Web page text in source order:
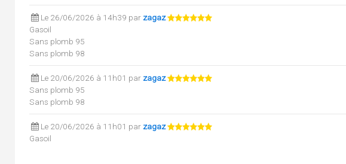
Le 26/06/2026 à 14h39 par zagaz
Gasoil
Sans plomb 95
Sans plomb 98
Le 20/06/2026 à 11h01 par zagaz
Sans plomb 95
Sans plomb 98
Le 20/06/2026 à 11h01 par zagaz
Gasoil